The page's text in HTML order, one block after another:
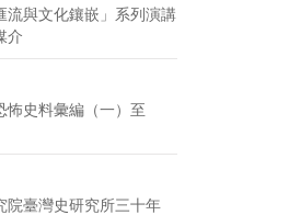
流與文化鑲嵌」系列演講
介
怖史料彙編（一）至
院臺灣史研究所三十年